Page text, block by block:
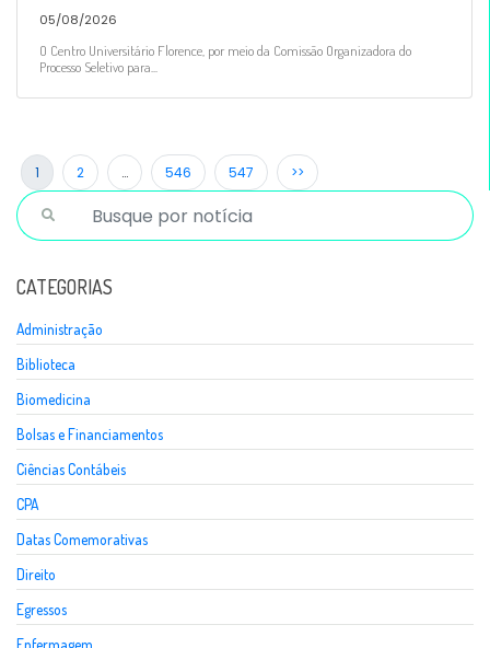
05/08/2026
O Centro Universitário Florence, por meio da Comissão Organizadora do
Processo Seletivo para...
1 2 … 546 547 >>
CATEGORIAS
Administração
Biblioteca
Biomedicina
Bolsas e Financiamentos
Ciências Contábeis
CPA
Datas Comemorativas
Direito
Egressos